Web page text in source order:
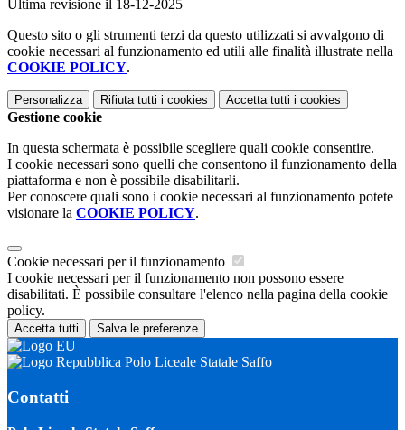
Ultima revisione il 18-12-2025
Questo sito o gli strumenti terzi da questo utilizzati si avvalgono di
cookie necessari al funzionamento ed utili alle finalità illustrate nella
COOKIE POLICY.
Personalizza Rifiuta tutti i cookies Accetta tutti i cookies
Gestione cookie
In questa schermata è possibile scegliere quali cookie consentire.
I cookie necessari sono quelli che consentono il funzionamento della
piattaforma e non è possibile disabilitarli.
Per conoscere quali sono i cookie necessari al funzionamento potete
visionare la COOKIE POLICY.
Cookie necessari per il funzionamento
I cookie necessari per il funzionamento non possono essere
disabilitati. È possibile consultare l'elenco nella pagina della cookie
policy.
Accetta tutti Salva le preferenze
Polo Liceale Statale Saffo
Contatti